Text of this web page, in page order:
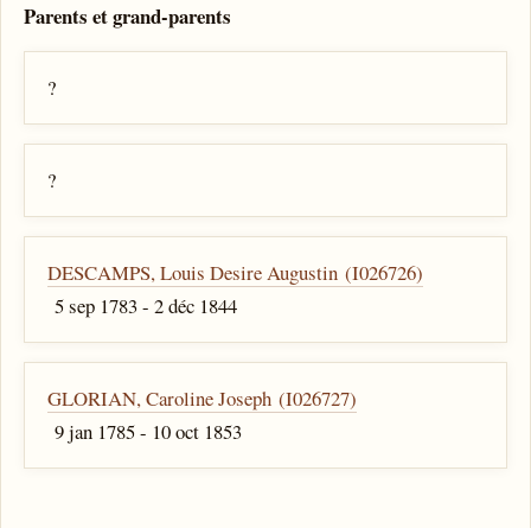
Parents et grand-parents
?
?
DESCAMPS, Louis Desire Augustin (I026726)
5 sep 1783 - 2 déc 1844
GLORIAN, Caroline Joseph (I026727)
9 jan 1785 - 10 oct 1853